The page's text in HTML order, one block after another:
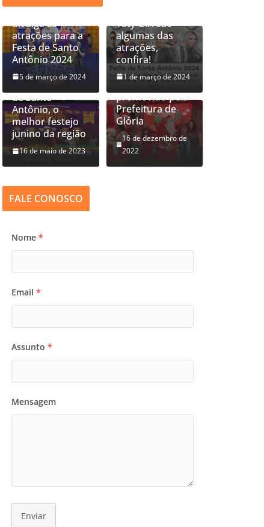
í
o
divulga as
atrações para a
Festa de Santo
Antônio 2024
5 de março de 2024
Taty Girl são
algumas das
atrações,
confira!
1 de março de 2024
Prefeitura de
Glória anuncia
primeira atração
local para Festa
de Santo
Antônio, o
melhor festejo
junino da região
16 de maio de 2023
Glorienses
participam dos
festejos
natalinos
promovido pela
Prefeitura de
Glória
16 de dezembro de
2022
FALE CONOSCO
Nome *
Email *
Assunto *
Mensagem
Enviar